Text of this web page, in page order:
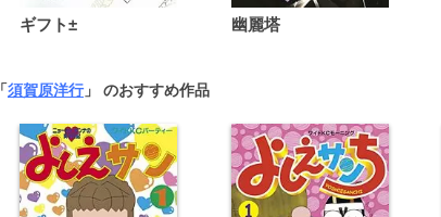
ギフト± 幽麗塔
「須賀原洋行」 のおすすめ作品